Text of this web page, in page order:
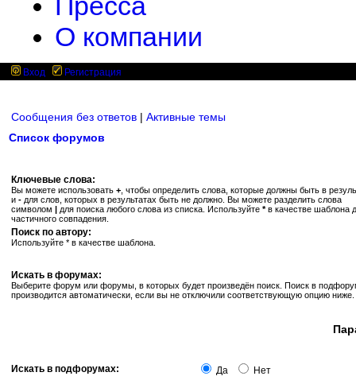
О компании
Вход Регистрация
Сообщения без ответов | Активные темы
Список форумов
Ключевые слова:
Вы можете использовать + , чтобы определить слова, которые должны быть в
и - для слов, которых в результатах быть не должно. Вы можете разделить слова
символом | для поиска любого слова из списка. Используйте *в качестве шаблона
частичного совпадения.
Поиск по автору:
Используйте * в качестве шаблона.
Искать в форумах:
Выберите форум или форумы, в которых будет произведён поиск. Поиск в
производится автоматически, если вы не отключили соответствующую опцию ниже.
Искать в подфорумах: Да Нет